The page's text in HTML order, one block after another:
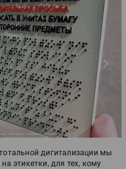
След.
дигитализации мы
этикетки, для тех, кому